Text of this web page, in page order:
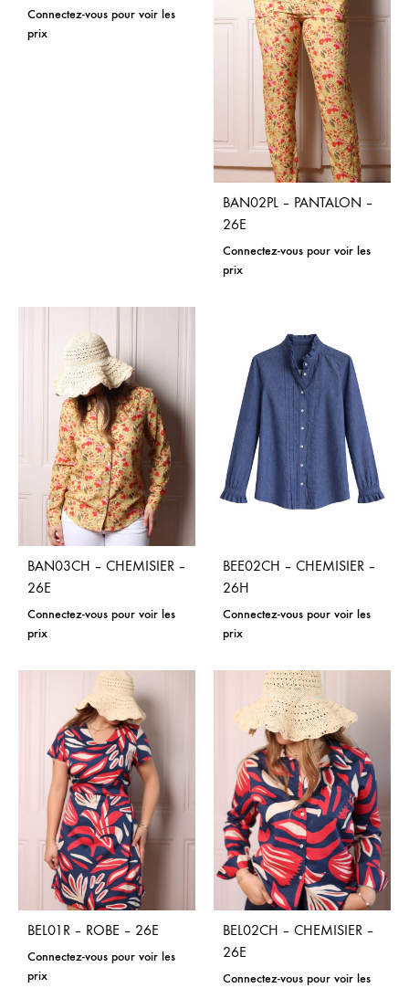
Connectez-vous pour voir les
prix
BAN02PL – PANTALON –
26E
Connectez-vous pour voir les
prix
BAN03CH – CHEMISIER –
26E
Connectez-vous pour voir les
prix
BEE02CH – CHEMISIER –
26H
Connectez-vous pour voir les
prix
BEL01R – ROBE – 26E
Connectez-vous pour voir les
prix
BEL02CH – CHEMISIER –
26E
Connectez-vous pour voir les